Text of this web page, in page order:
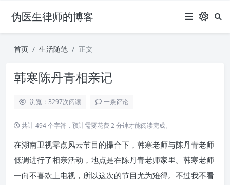
伪医生律师的博客
首页 生活随笔 正文
韩寒陈丹青相亲记
浏览：3297次阅读 一条评论
共计 494 个字符，预计需要花费 2 分钟才能阅读完成。
在湖南卫视零点风云节目的撮合下，韩寒老师与陈丹青老师
低调进行了相亲活动，地点是在陈丹青老师家里。韩寒老师
一向不喜欢上电视，所以这次的节目尤为难得。不过我不看